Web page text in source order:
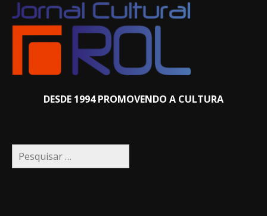
DESDE 1994 PROMOVENDO A CULTURA
Pesquisar
por: